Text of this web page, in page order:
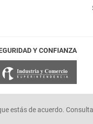
estás de acuerdo.
Y CONFIANZA